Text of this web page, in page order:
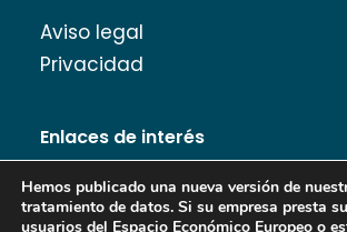
Aviso legal
Privacidad
Enlaces de interés
Hemos publicado una nueva versión de
tratamiento de datos. Si su empresa presta
usuarios del Espacio Económico Europeo o